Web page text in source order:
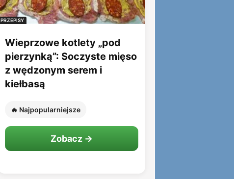
PRZEPISY
Wieprzowe kotlety „pod
pierzynką”: Soczyste mięso
z wędzonym serem i
kiełbasą
🔥 Najpopularniejsze
Zobacz →